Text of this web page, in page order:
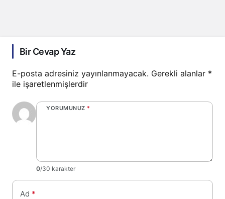
Bir Cevap Yaz
E-posta adresiniz yayınlanmayacak. Gerekli alanlar *
ile işaretlenmişlerdir
YORUMUNUZ *
0/30 karakter
Ad *